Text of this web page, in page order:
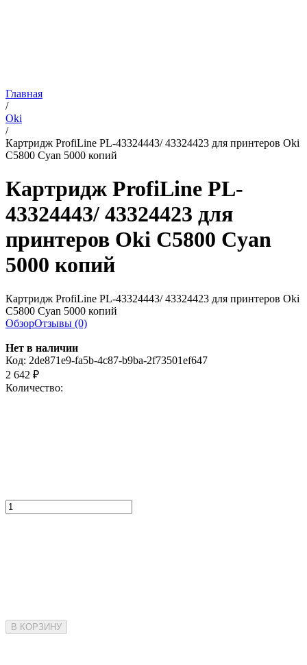
Главная
/
Oki
/
Картридж ProfiLine PL-43324443/ 43324423 для принтеров Oki
C5800 Cyan 5000 копий
Картридж ProfiLine PL-
43324443/ 43324423 для
принтеров Oki C5800 Cyan
5000 копий
Картридж ProfiLine PL-43324443/ 43324423 для принтеров Oki
C5800 Cyan 5000 копий
ОбзорОтзывы (0)
Нет в наличии
Код: 2de871e9-fa5b-4c87-b9ba-2f73501ef647
2 642 ₽
Количество:
В КОРЗИНУ